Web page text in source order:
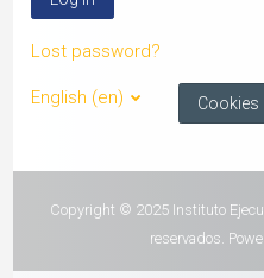
Lost password?
English ‎(en)‎ Cookies
Copyright © 2025 Instituto
reservados.